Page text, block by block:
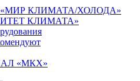
«МИР КЛИМАТА/ХОЛОДА»
КЛИМАТА»
«МКХ»